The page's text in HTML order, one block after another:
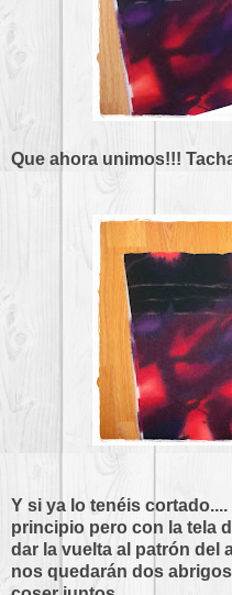
Que ahora unimos!!!
Y si ya lo tenéis
principio pero con la tela
dar la vuelta al patrón del
nos quedarán dos